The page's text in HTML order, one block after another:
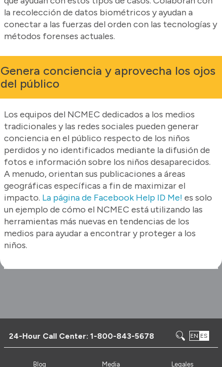
la recolección de datos biométricos y ayudan a
conectar a las fuerzas del orden con las tecnologías y
métodos forenses actuales.
Genera conciencia y aprovecha los ojos
del público
Los equipos del NCMEC dedicados a los medios
tradicionales y las redes sociales pueden generar
conciencia en el público respecto de los niños
perdidos y no identificados mediante la difusión de
fotos e información sobre los niños desaparecidos.
A menudo, orientan sus publicaciones a áreas
geográficas específicas a fin de maximizar el
impacto. La página de Facebook Help ID Me! es solo
un ejemplo de cómo el NCMEC está utilizando las
herramientas más nuevas en tendencias de los
medios para ayudar a encontrar y proteger a los
niños.
24-Hour Call Center:1-800-843-5678 EN ES
Blog Media Legales